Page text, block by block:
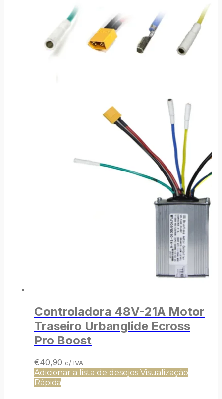
€25,00.
Controladora 48V-21A Motor
Traseiro Urbanglide Ecross
Pro Boost
O
preço
original
€40,90O
preço
c/ IVA
Adicionar a lista de desejos Visualização
Rápida